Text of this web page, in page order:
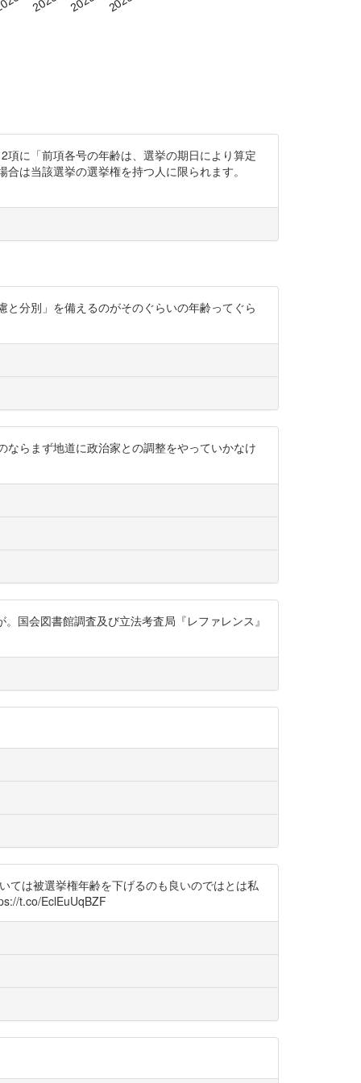
に「前項各号の年齢は、選挙の期日により算定
は当該選挙の選挙権を持つ人に限られます。
分別」を備えるのがそのぐらいの年齢ってぐら
らまず地道に政治家との調整をやっていかなけ
国会図書館調査及び立法考査局『レファレンス』
ては被選挙権年齢を下げるのも良いのではとは私
t.co/EclEuUqBZF